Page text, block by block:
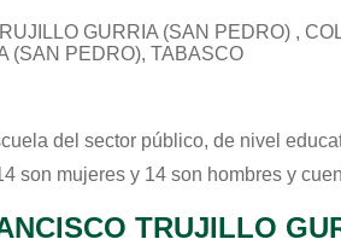
GURRIA (SAN PEDRO) ,
(SAN PEDRO), TABASCO
del sector público, de nivel
son mujeres y 14 son hombres y
TRUJILLO